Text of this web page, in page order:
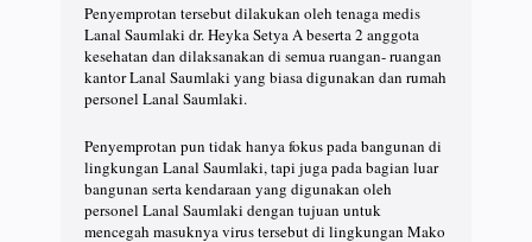
Penyemprotan tersebut dilakukan oleh tenaga medis
Lanal Saumlaki dr. Heyka Setya A beserta 2 anggota
kesehatan dan dilaksanakan di semua ruangan- ruangan
kantor Lanal Saumlaki yang biasa digunakan dan rumah
personel Lanal Saumlaki.
Penyemprotan pun tidak hanya fokus pada bangunan di
lingkungan Lanal Saumlaki, tapi juga pada bagian luar
bangunan serta kendaraan yang digunakan oleh
personel Lanal Saumlaki dengan tujuan untuk
mencegah masuknya virus tersebut di lingkungan Mako